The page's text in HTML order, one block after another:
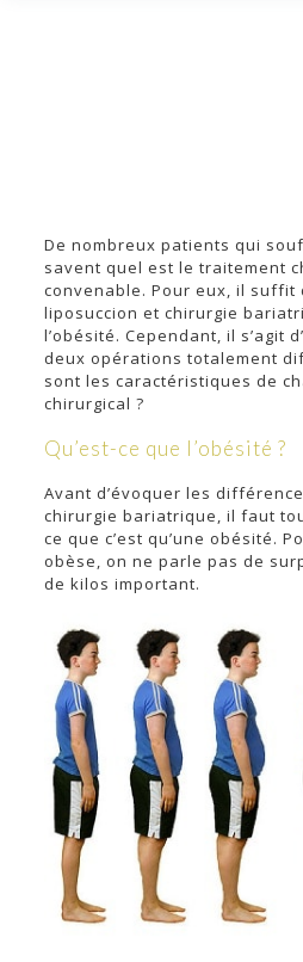
De nombreux patients qui
savent quel est le traitement
convenable. Pour eux, il suffit
liposuccion et chirurgie
l’obésité. Cependant, il s’agit
deux opérations totalement
sont les caractéristiques de
chirurgical ?
Qu’est-ce que l’obésité ?
Avant d’évoquer les
chirurgie bariatrique, il faut
ce que c’est qu’une obésité.
obèse, on ne parle pas de
de kilos important.